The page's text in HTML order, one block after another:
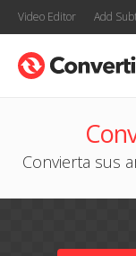
Video Editor Add
Convierta sus